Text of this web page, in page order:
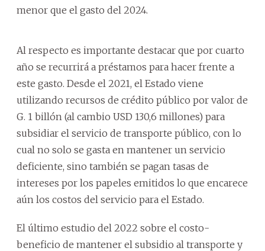
menor que el gasto del 2024.
Al respecto es importante destacar que por cuarto
año se recurrirá a préstamos para hacer frente a
este gasto. Desde el 2021, el Estado viene
utilizando recursos de crédito público por valor de
G. 1 billón (al cambio USD 130,6 millones) para
subsidiar el servicio de transporte público, con lo
cual no solo se gasta en mantener un servicio
deficiente, sino también se pagan tasas de
intereses por los papeles emitidos lo que encarece
aún los costos del servicio para el Estado.
El último estudio del 2022 sobre el costo-
beneficio de mantener el subsidio al transporte y